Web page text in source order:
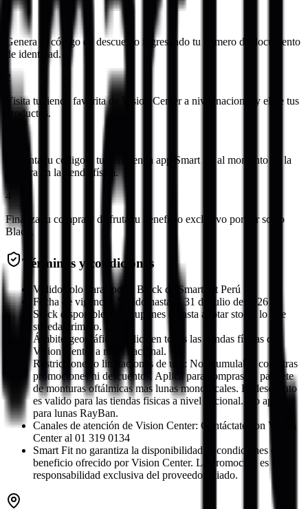
1
Genera tu código de descuento ingresando tu número de documento
de identidad.
2
Visita tu tienda favorita de Vision Center a nivel nacional y elige tus
productos.
Presenta tu código y tu perfil en la app Smart Fit al momento de la
compra en la tienda física.
4
Finaliza tu compra y disfruta tu beneficio exclusivo por ser socio
Black.
Términos y condiciones
Válido solo para socios Black de Smart Fit Perú
Fecha de vigencia: Válido hasta el 31 de julio de 2026
Stock disponible: 500 cupones o hasta agotar stock, lo que
suceda primero.
Ámbito geográfico: Aplica en todas las tiendas físicas de
Vision Center a nivel nacional.
Restricciones o limitaciones de uso: No acumulable con otras
promociones ni descuentos. Aplica para compras en paquete
de monturas oftálmicas mas lunas monofocales. El descuento
es valido para las tiendas fisicas a nivel nacional. No aplica
para lunas RayBan.
Canales de atención de Vision Center: Contáctate con Vision
Center al 01 319 0134
Smart Fit no garantiza la disponibilidad ni condiciones del
beneficio ofrecido por Vision Center. La promoción es
responsabilidad exclusiva del proveedor aliado.